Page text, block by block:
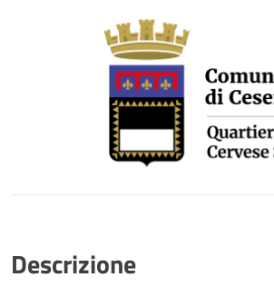
Descrizione